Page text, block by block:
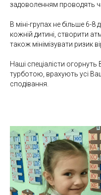
задоволенням проводять
В міні-групах не більше 6-8
кожній дитині, створити
також мінімізувати ризик
Наші спеціалісти
турботою, врахують усі
сподівання.